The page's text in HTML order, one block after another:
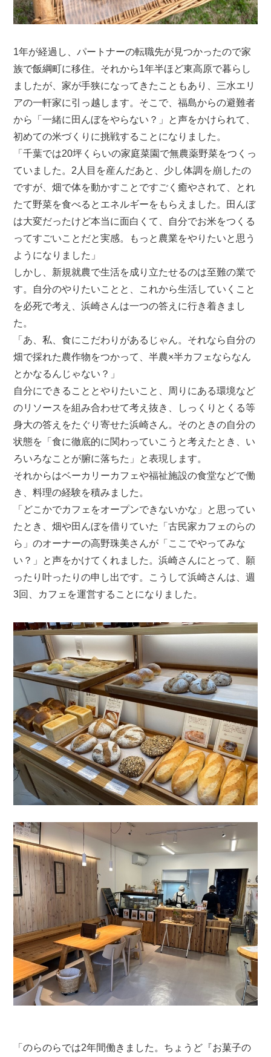
1年が経過し、パートナーの転職先が見つかったので家
族で飯綱町に移住。それから1年半ほど東高原で暮らし
ましたが、家が手狭になってきたこともあり、三水エリ
アの一軒家に引っ越します。そこで、福島からの避難者
から「一緒に田んぼをやらない？」と声をかけられて、
初めての米づくりに挑戦することになりました。
「千葉では20坪くらいの家庭菜園で無農薬野菜をつくっ
ていました。2人目を産んだあと、少し体調を崩したの
ですが、畑で体を動かすことですごく癒やされて、とれ
たて野菜を食べるとエネルギーをもらえました。田んぼ
は大変だったけど本当に面白くて、自分でお米をつくる
ってすごいことだと実感。もっと農業をやりたいと思う
ようになりました」
しかし、新規就農で生活を成り立たせるのは至難の業で
す。自分のやりたいことと、これから生活していくこと
を必死で考え、浜崎さんは一つの答えに行き着きまし
た。
「あ、私、食にこだわりがあるじゃん。それなら自分の
畑で採れた農作物をつかって、半農×半カフェならなん
とかなるんじゃない？」
自分にできることとやりたいこと、周りにある環境など
のリソースを組み合わせて考え抜き、しっくりとくる等
身大の答えをたぐり寄せた浜崎さん。そのときの自分の
状態を「食に徹底的に関わっていこうと考えたとき、い
ろいろなことが腑に落ちた」と表現します。
それからはベーカリーカフェや福祉施設の食堂などで働
き、料理の経験を積みました。
「どこかでカフェをオープンできないかな」と思ってい
たとき、畑や田んぼを借りていた「古民家カフェのらの
ら」のオーナーの高野珠美さんが「ここでやってみな
い？」と声をかけてくれました。浜崎さんにとって、願
ったり叶ったりの申し出です。こうして浜崎さんは、週
3回、カフェを運営することになりました。
「のらのらでは2年間働きました。ちょうど『お菓子の